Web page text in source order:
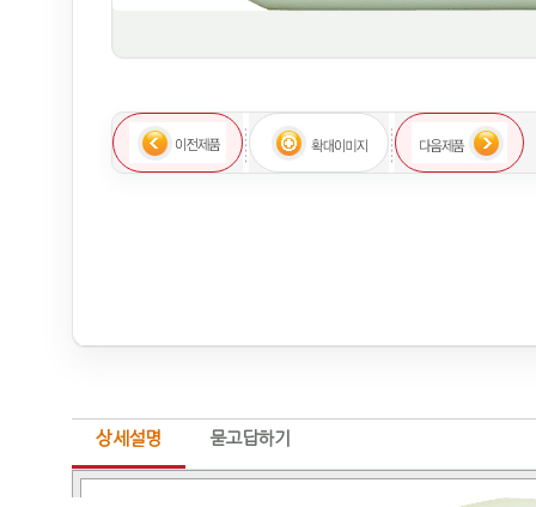
상세설명 묻고답하기